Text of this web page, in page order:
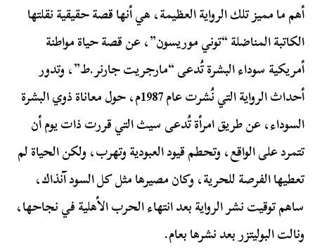
أهم ما مميز تلك الرواية العظيمة، هي أنها قصة حقيقية نقلتها
الكاتبة المناضلة “توني موريسون”، عن قصة حياة مواطنة
أمريكية سوداء البشرة تُدعى “مارجريت جارنر.ط”، وتدور
أحداث الرواية التي نُشرت عام 1987م، حول معاناة ذوي البشرة
السوداء، عن طريق امرأة تُدعى سيث التي قررت ذات يوم أن
تتمرد على الواقع، وتحطم قيود العبودية وتهرب، ولكن الحياة لم
تعطيها الفرصة للحرية، وكان مصيرها مثل كل السود آنذاك،
ساهم توقيت نشر الرواية بعد انتهاء الحرب الأهلية في نجاحها،
ونالت البوليتزر بعد نشرها بعام.